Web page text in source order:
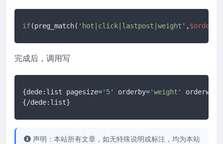
if(preg_match( 'hot|click|lastpost|weight' ,$orderby
完成后，调用写
{dede:list pagesize='5' orderby='weight' orderway=
{/dede:list}
声明：本站所有文章，如无特殊说明或标注，均为本站